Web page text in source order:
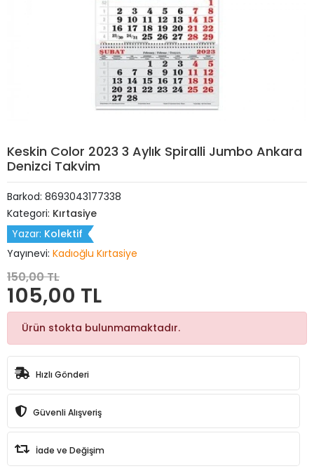
Keskin Color 2023 3 Aylık Spiralli Jumbo Ankara
Denizci Takvim
Barkod: 8693043177338
Kategori: Kırtasiye
Yazar: Kolektif
Yayınevi: Kadıoğlu Kırtasiye
150,00 TL
105,00 TL
Ürün stokta bulunmamaktadır.
Hızlı Gönderi
Güvenli Alışveriş
İade ve Değişim